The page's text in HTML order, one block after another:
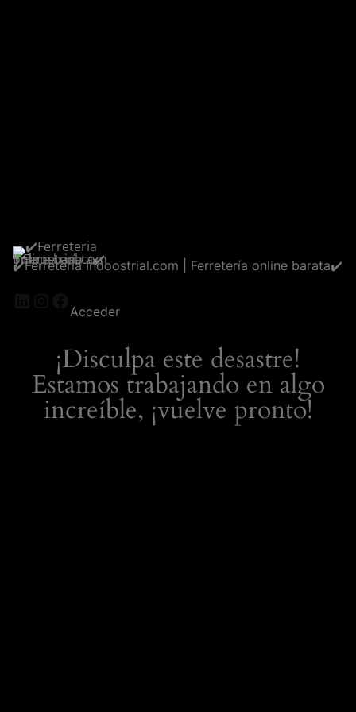
✔️Ferreteria Indoostrial.com | Ferretería online barata✔️
LinkedIn
Instagram
Facebook
Acceder
¡Disculpa este desastre!
Estamos trabajando en algo
increíble, ¡vuelve pronto!